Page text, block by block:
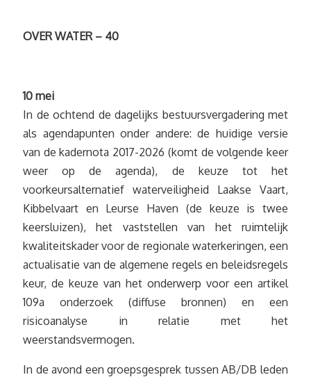
OVER WATER – 40
10 mei
In de ochtend de dagelijks bestuursvergadering met
als agendapunten onder andere: de huidige versie
van de kadernota 2017-2026 (komt de volgende keer
weer op de agenda), de keuze tot het
voorkeursalternatief waterveiligheid Laakse Vaart,
Kibbelvaart en Leurse Haven (de keuze is twee
keersluizen), het vaststellen van het ruimtelijk
kwaliteitskader voor de regionale waterkeringen, een
actualisatie van de algemene regels en beleidsregels
keur, de keuze van het onderwerp voor een artikel
109a onderzoek (diffuse bronnen) en een
risicoanalyse in relatie met het
weerstandsvermogen.
In de avond een groepsgesprek tussen AB/DB leden